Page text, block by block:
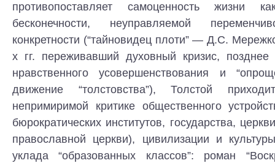
противопоставляет самоценность жизни
бесконечности, неуправляемой
конкретности (“тайновидец плоти” — Д.С.
х гг. переживавший духовный кризис, позднее
нравственного усовершенствования и
движение “толстовства”), Толстой
непримиримой критике общественного
бюрократических институтов, государства,
православной церкви), цивилизации и
уклада “образованных классов”: роман